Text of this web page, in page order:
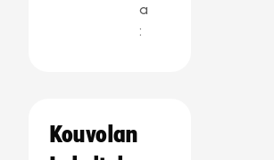
a
:
Kouvolan